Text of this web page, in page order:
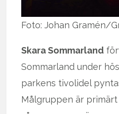
Foto: Johan Gramén/
Skara Sommarland
Sommarland under
parkens tivolidel
Målgruppen är